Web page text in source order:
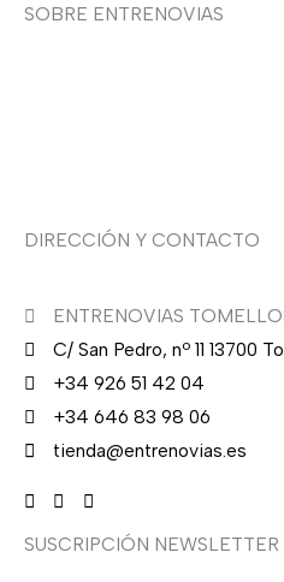
SOBRE ENTRENOVIAS
DIRECCIÓN Y CONTACTO
ENTRENOVIAS
C/ San Pedro, nº 11 13700
+34 926 51 42 04
+34 646 83 98 06
tienda@entrenovias.es
SUSCRIPCIÓN NEWSLETTER